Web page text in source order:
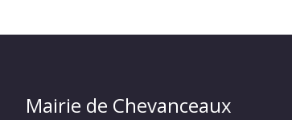
Mairie de Chevanceaux